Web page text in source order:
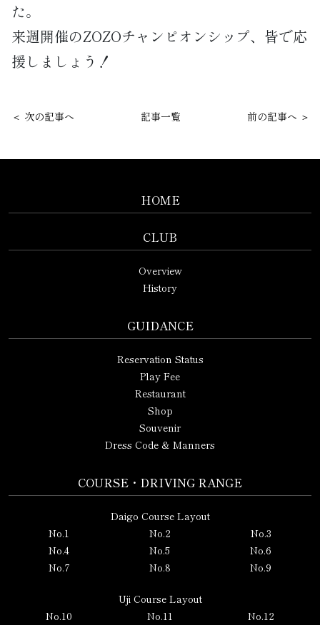
た。
来週開催のZOZOチャンピオンシップ、皆で応
援しましょう！
＜ 次の記事へ 記事一覧 前の記事へ ＞
HOME
CLUB
Overview
History
GUIDANCE
Reservation Status
Play Fee
Restaurant
Shop
Souvenir
Dress Code & Manners
COURSE・DRIVING RANGE
Daigo Course Layout
No.1
No.2
No.3
No.4
No.5
No.6
No.7
No.8 No.9
Uji Course Layout
No.10
No.11
No.12